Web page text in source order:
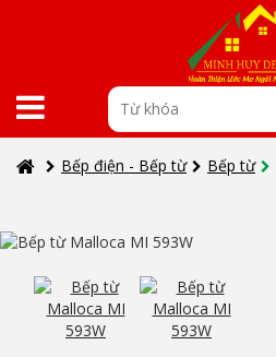
Bếp điện - Bếp từ Bếp từ